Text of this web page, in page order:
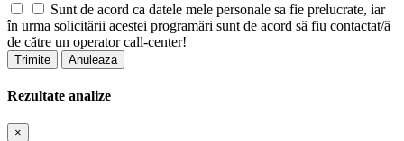
Sunt de acord ca datele mele personale sa fie prelucrate, iar
în urma solicitării acestei programări sunt de acord să fiu contactat/ă
de către un operator call-center!
Trimite Anuleaza
Rezultate analize
×